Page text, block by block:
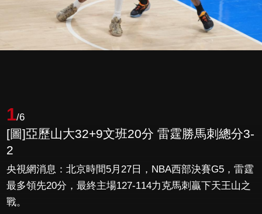
1/6
[圖]亞歷山大32+9文班20分 雷霆勝馬刺總分3-
2
央視網消息：北京時間5月27日，NBA西部決賽G5，雷霆
最多領先20分，最終主場127-114力克馬刺贏下天王山之
戰。